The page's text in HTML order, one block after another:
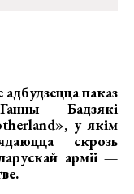
адбудзеццапаказ
Бадзякі
, у якім
скрозь
арміі —